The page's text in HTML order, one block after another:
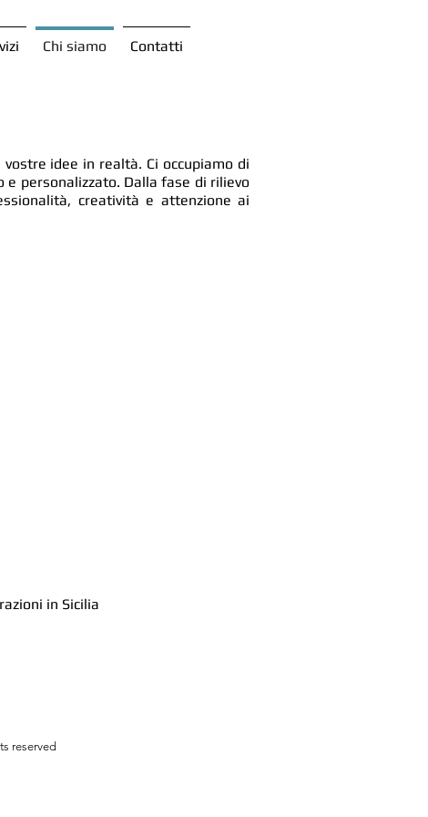
Chi siamo Contatti
idee in realtà. Ci occupiamo di
personalizzato. Dalla fase di rilievo
creatività e attenzione ai
in Sicilia
reserved